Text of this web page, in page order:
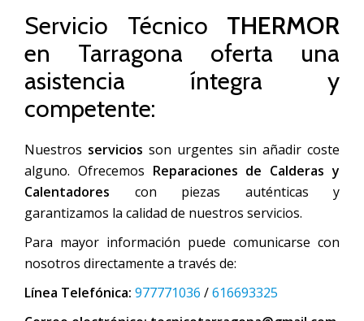
Servicio Técnico THERMOR
en Tarragona oferta una
asistencia íntegra y
competente:
Nuestros servicios son urgentes sin añadir coste
alguno. Ofrecemos Reparaciones de Calderas y
Calentadores con piezas auténticas y
garantizamos la calidad de nuestros servicios.
Para mayor información puede comunicarse con
nosotros directamente a través de:
Línea Telefónica: 977771036 /616693325